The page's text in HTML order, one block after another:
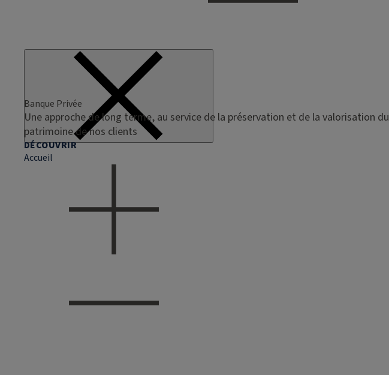
Banque Privée
Une approche de long terme, au service de la préservation et de la valorisation du
patrimoine de nos clients
DÉCOUVRIR
Accueil